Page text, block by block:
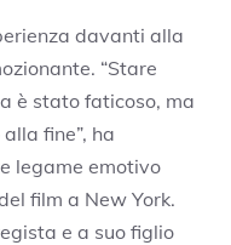
davanti alla
“Stare
è stato faticoso, ma
fine”, ha
legame emotivo
film a New York.
e a suo figlio